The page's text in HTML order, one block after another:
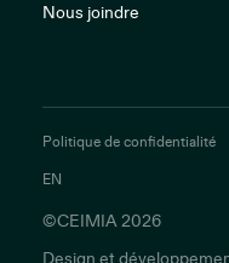
Nous joindre
Design et
EN
Politique de confidentialité
©CEIMIA 2026